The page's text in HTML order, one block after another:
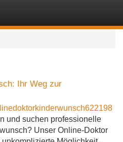
Ihr Weg zur
und suchen professionelle
Unser Online-Doktor